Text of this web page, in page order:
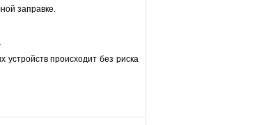
заправке.
устройств происходит без риска